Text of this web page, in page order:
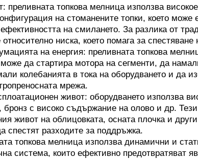
преливната топкова мелница използва
на стоманените топки, което
на смилането. За разлика от
ниска, което помага за
на енергия: преливната топкова
да стартира мотора на сегменти, да
колебанията в тока на оборудването и да
мрежа.
живот: оборудването използва
бронз с високо съдържание на олово и др.
живот на облицовката, осната плочка и
спестят разходите за поддръжка.
топкова мелница използва динамични и
система, които ефективно предотвратяват